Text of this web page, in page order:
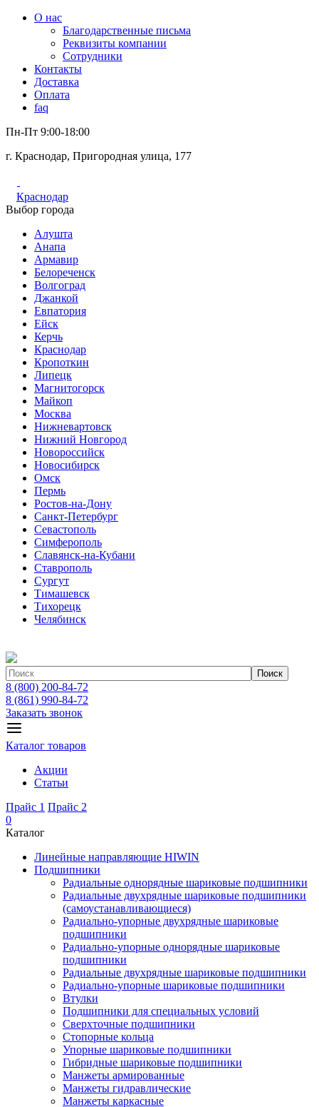
О нас
Благодарственные письма
Реквизиты компании
Сотрудники
Контакты
Доставка
Оплата
faq
Пн-Пт 9:00-18:00
г. Краснодар, Пригородная улица, 177
Краснодар
Выбор города
Алушта
Анапа
Армавир
Белореченск
Волгоград
Джанкой
Евпатория
Ейск
Керчь
Краснодар
Кропоткин
Липецк
Магнитогорск
Майкоп
Москва
Нижневартовск
Нижний Новгород
Новороссийск
Новосибирск
Омск
Пермь
Ростов-на-Дону
Санкт-Петербург
Севастополь
Симферополь
Славянск-на-Кубани
Ставрополь
Сургут
Тимашевск
Тихорецк
Челябинск
Поиск
8 (800) 200-84-72
8 (861) 990-84-72
Заказать звонок
Каталог товаров
Акции
Статьи
Прайс 1 Прайс 2
0
Каталог
Линейные направляющие HIWIN
Подшипники
Радиальные однорядные шариковые подшипники
Радиальные двухрядные шариковые подшипники
(самоустанавливающиеся)
Радиально-упорные двухрядные шариковые
подшипники
Радиально-упорные однорядные шариковые
подшипники
Радиальные двухрядные шариковые подшипники
Радиально-упорные шариковые подшипники
Втулки
Подшипники для специальных условий
Сверхточные подшипники
Стопорные кольца
Упорные шариковые подшипники
Гибридные шариковые подшипники
Манжеты армированные
Манжеты гидравлические
Манжеты каркасные